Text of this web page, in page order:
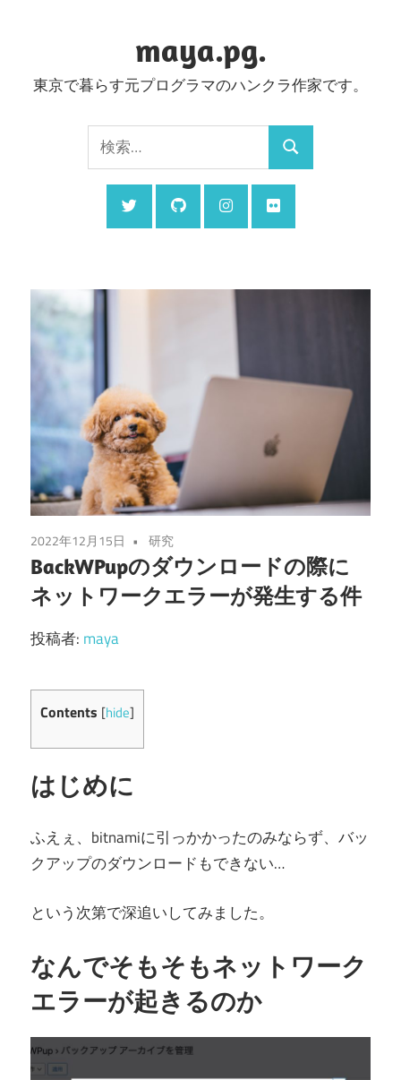
ン
maya.pg.
東京で暮らす元プログラマのハンクラ作家です。
索:
検
索
2022年12月15日 研究
BackWPupのダウンロードの際に
ネットワークエラーが発生する件
投稿者: maya
Contents [hide]
はじめに
ふえぇ、bitnamiに引っかかったのみならず、バッ
クアップのダウンロードもできない…
という次第で深追いしてみました。
なんでそもそもネットワーク
エラーが起きるのか